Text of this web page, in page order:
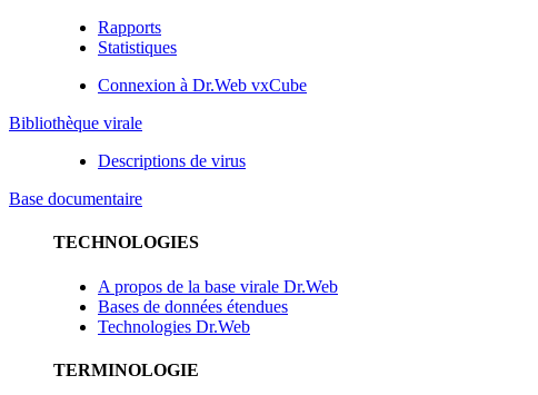
Rapports
Statistiques
Connexion à Dr.Web vxCube
Bibliothèque virale
Descriptions de virus
Base documentaire
TECHNOLOGIES
A propos de la base virale Dr.Web
Bases de données étendues
Technologies Dr.Web
TERMINOLOGIE